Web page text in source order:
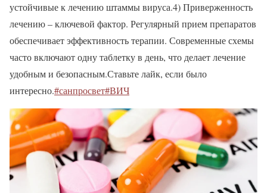
устойчивые к лечению штаммы вируса.4) Приверженность
лечению – ключевой фактор. Регулярный прием препаратов
обеспечивает эффективность терапии. Современные схемы
часто включают одну таблетку в день, что делает лечение
удобным и безопасным.Ставьте лайк, если было
интересно.#санпросвет#ВИЧ